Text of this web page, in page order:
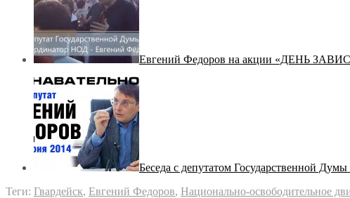
Евгений Федоров на акции «ДЕНЬ
Беседа с депутатом Государственной
Теги: Гвардейск, Евгений Федоров, Национально-освободительное